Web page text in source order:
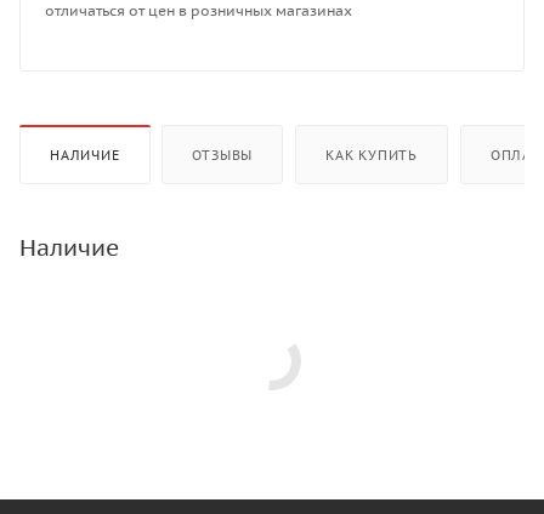
отличаться от цен в розничных магазинах
НАЛИЧИЕ ОТЗЫВЫ КАК КУПИТЬ
Наличие